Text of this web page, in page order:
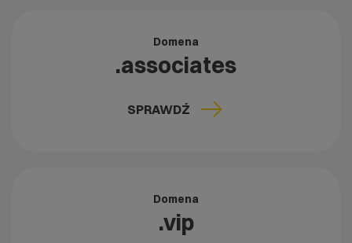
Domena
.associates
SPRAWDŹ
Domena
.vip